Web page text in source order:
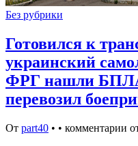
Без рубрики
Готовился к
украинский
ФРГ нашли БПЛА
перевозил
От part40 • • комментарии